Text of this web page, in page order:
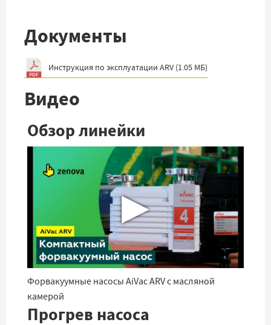
Документы
Инструкция по эксплуатации ARV (1.05 МБ)
Видео
Обзор линейки
▶
Форвакуумные насосы AiVac ARV с масляной
камерой
Прогрев насоса